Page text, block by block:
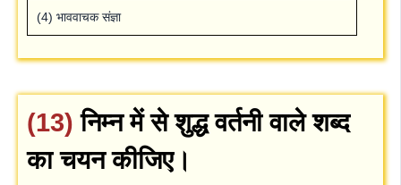
(4) भाववाचक संज्ञा
(13)निम्‍न में से शुद्ध वर्तनी वाले शब्‍द
का चयन कीजिए।